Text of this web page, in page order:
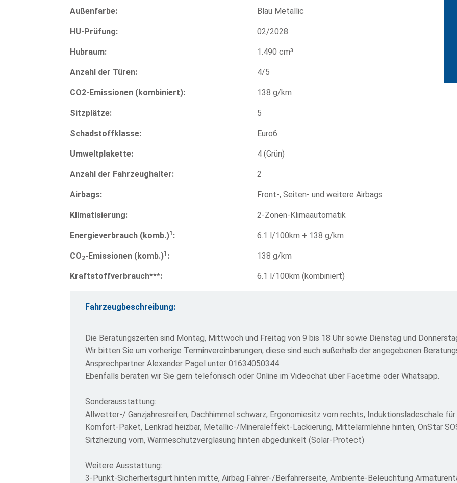
Außenfarbe: Blau Metallic
HU-Prüfung: 02/2028
Hubraum: 1.490 cm³
Anzahl der Türen: 4/5
CO2-Emissionen (kombiniert): 138 g/km
Sitzplätze: 5
Schadstoffklasse: Euro6
Umweltplakette: 4 (Grün)
Anzahl der Fahrzeughalter: 2
Airbags: Front-, Seiten- und weitere Airbags
Klimatisierung: 2-Zonen-Klimaautomatik
Energieverbrauch (komb.)1 : 6.1 l/100km + 138 g/km
CO2-Emissionen (komb.)1 : 138 g/km
Kraftstoffverbrauch***: 6.1 l/100km (kombiniert)
Fahrzeugbeschreibung:
Die Beratungszeiten sind Montag, Mittwoch und Freitag von 9 bis 18 Uhr sowie Dienstag und
Wir bitten Sie um vorherige Terminvereinbarungen, diese sind auch außerhalb der angegebenen
Ansprechpartner Alexander Pagel unter 01634050344.
Ebenfalls beraten wir Sie gern telefonisch oder Online im Videochat über Facetime oder Whatsapp.
Sonderausstattung:
Allwetter-/ Ganzjahresreifen, Dachhimmel schwarz, Ergonomiesitz vorn rechts, Induktionsladeschale für
Komfort-Paket, Lenkrad heizbar, Metallic-/Mineraleffekt-Lackierung, Mittelarmlehne hinten, OnStar
Sitzheizung vorn, Wärmeschutzverglasung hinten abgedunkelt (Solar-Protect)
Weitere Ausstattung:
3-Punkt-Sicherheitsgurt hinten mitte, Airbag Fahrer-/Beifahrerseite, Ambiente-Beleuchtung